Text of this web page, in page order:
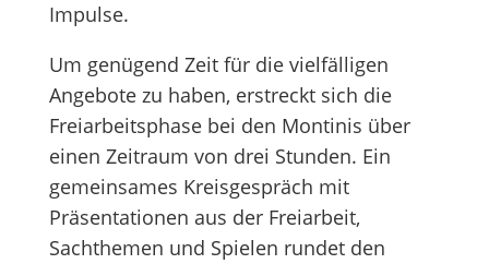
Impulse.
Um genügend Zeit für die vielfälligen
Angebote zu haben, erstreckt sich die
Freiarbeitsphase bei den Montinis über
einen Zeitraum von drei Stunden. Ein
gemeinsames Kreisgespräch mit
Präsentationen aus der Freiarbeit,
Sachthemen und Spielen rundet den